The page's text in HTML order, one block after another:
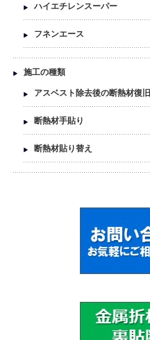
ハイエチレンスーパー
フネンエース
施工の種類
アスベスト除去後の断熱材復旧
断熱材手貼り
断熱材貼り替え